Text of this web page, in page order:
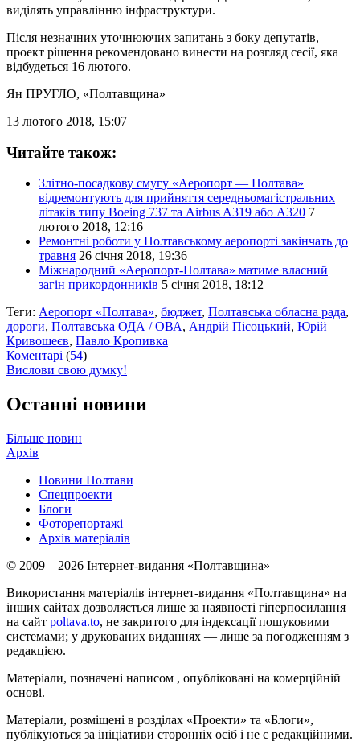
виділять управлінню інфраструктури.
Після незначних уточнюючих запитань з боку депутатів,
проект рішення рекомендовано винести на розгляд сесії, яка
відбудеться 16 лютого.
Ян ПРУГЛО, «Полтавщина»
13 лютого 2018, 15:07
Читайте також:
Злітно-посадкову смугу «Аеропорт — Полтава»
відремонтують для прийняття середньомагістральних
літаків типу Boeing 737 та Airbus A319 або А320 7
лютого 2018, 12:16
Ремонтні роботи у Полтавському аеропорті закінчать до
травня 26 січня 2018, 19:36
Міжнародний «Аеропорт-Полтава» матиме власний
загін прикордонників 5 січня 2018, 18:12
Теги: Аеропорт «Полтава», бюджет, Полтавська обласна рада,
дороги, Полтавська ОДА / ОВА, Андрій Пісоцький, Юрій
Кривошеєв, Павло Кропивка
Коментарі (54)
Вислови свою думку!
Останні новини
Більше новин
Архів
Новини Полтави
Спецпроекти
Блоги
Фоторепортажі
Архів матеріалів
© 2009 – 2026 Інтернет-видання «Полтавщина»
Використання матеріалів інтернет-видання «Полтавщина» на
інших сайтах дозволяється лише за наявності гіперпосилання
на сайт poltava.to, не закритого для індексації пошуковими
системами; у друкованих виданнях — лише за погодженням з
редакцією.
Матеріали, позначені написом , опубліковані на комерційній
основі.
Матеріали, розміщені в розділах «Проекти» та «Блоги»,
публікуються за ініціативи сторонніх осіб і не є редакційними.